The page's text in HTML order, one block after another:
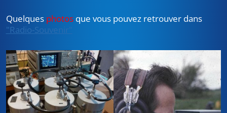
Quelques photosque vous pouvez retrouver dans
"Radio-Souvenir"